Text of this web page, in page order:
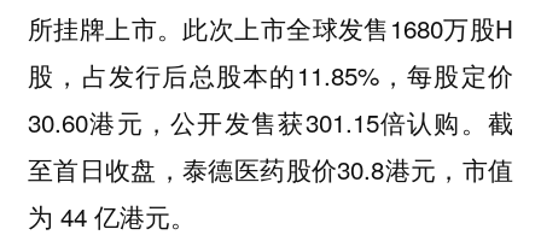
所挂牌上市。 此次上市全球发售1680万股H
股，占发行后总股本的11.85%，每股定价
30.60港元，公开发售获301.15倍认购。截
至首日收盘，泰德医药股价30.8港元，市值
为 44 亿港元。